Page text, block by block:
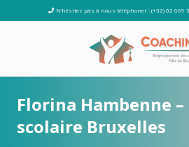
N’hésitez pas à nous téléphoner : (+32) 02
Florina Hambenne –
scolaire Bruxelles